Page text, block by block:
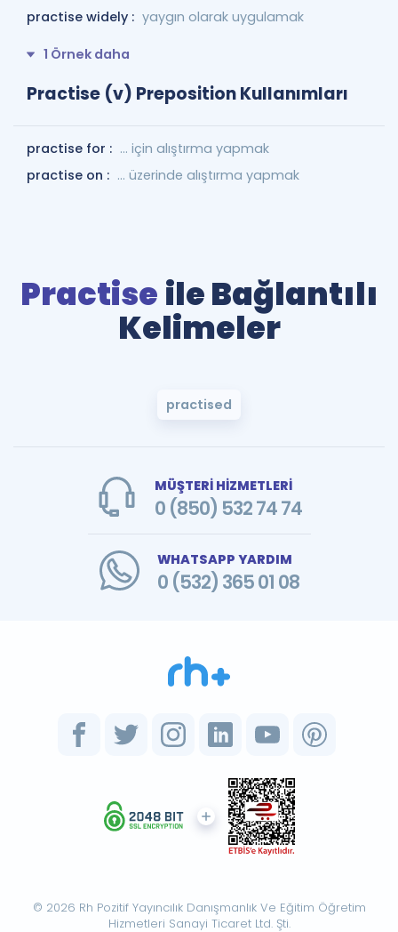
practise widely : yaygın olarak uygulamak
1 Örnek daha
Practise (v) Preposition Kullanımları
practise for : ... için alıştırma yapmak
practise on : ... üzerinde alıştırma yapmak
Practise ile Bağlantılı
Kelimeler
practised
MÜŞTERİ HİZMETLERİ
0 (850) 532 74 74
WHATSAPP YARDIM
0 (532) 365 01 08
© 2026 Rh Pozitif Yayıncılık Danışmanlık Ve Eğitim Öğretim
Hizmetleri Sanayi Ticaret Ltd. Şti.